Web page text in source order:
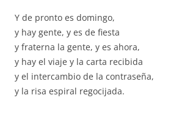
Y de pronto es domingo,
y hay gente, y es de fiesta
y fraterna la gente, y es ahora,
y hay el viaje y la carta recibida
y el intercambio de la contraseña,
y la risa espiral regocijada.